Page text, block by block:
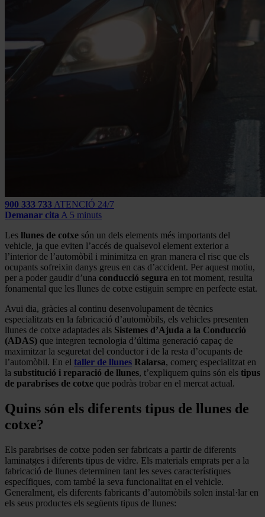
900 333 733 ATENCIÓ 24/7
Demanar cita A 5 minuts
Les llunes de cotxe són un dels elements més importants del
vehicle, ja que eviten l’accés de qualsevol element exterior a
l’interior de l’automòbil i minimitza en gran manera el risc que els
ocupants sofreixin danys greus en cas d’accident. Per aquest motiu,
per a poder gaudir d’una conducció segura en tot moment, resulta
fonamental que les llunes de cotxe estiguin sempre en perfecte estat.
Avui dia, gràcies al continu desenvolupament de tècnics
especialitzats en la fabricació d’automòbils, els vehicles presenten
llunes de cotxe adaptades als Sistemes d’Ajuda a la Conducció
(ADAS) que integren tecnologia d’última generació capaç de
maximitzar la seguretat del conductor i de la resta d’ocupants de
l’automòbil. En el taller de llunes Ralarsa, comerç especialitzat en
la substitució i reparació de llunes, t’expliquem quins són els tipus
de parabrises de cotxe que podràs trobar en el mercat actual.
Quins són els diferents tipus de llunes de
cotxe?
Els parabrises de cotxe poden ser fabricats a partir de diferents
laminatges i diferents tipus de vidre. Els materials emprats per a la
fabricació de llunes determinen tant les seves característiques
específiques, com també la seva funcionalitat en el vehicle.
Generalment, els diferents fabricants d’automòbils solen instal·lar en
els seus productes els següents tipus de llunes: